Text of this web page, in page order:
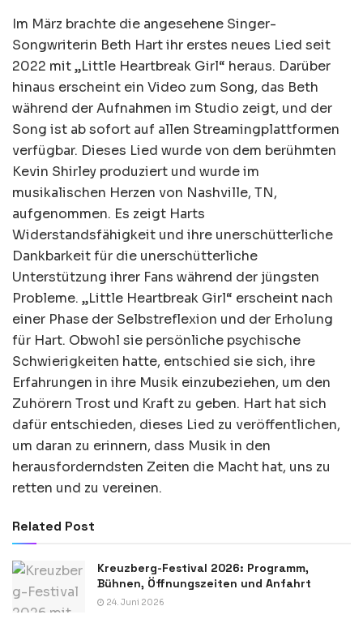
Im März brachte die angesehene Singer-
Songwriterin Beth Hart ihr erstes neues Lied seit
2022 mit „Little Heartbreak Girl“ heraus. Darüber
hinaus erscheint ein Video zum Song, das Beth
während der Aufnahmen im Studio zeigt, und der
Song ist ab sofort auf allen Streamingplattformen
verfügbar. Dieses Lied wurde von dem berühmten
Kevin Shirley produziert und wurde im
musikalischen Herzen von Nashville, TN,
aufgenommen. Es zeigt Harts
Widerstandsfähigkeit und ihre unerschütterliche
Dankbarkeit für die unerschütterliche
Unterstützung ihrer Fans während der jüngsten
Probleme. „Little Heartbreak Girl“ erscheint nach
einer Phase der Selbstreflexion und der Erholung
für Hart. Obwohl sie persönliche psychische
Schwierigkeiten hatte, entschied sie sich, ihre
Erfahrungen in ihre Musik einzubeziehen, um den
Zuhörern Trost und Kraft zu geben. Hart hat sich
dafür entschieden, dieses Lied zu veröffentlichen,
um daran zu erinnern, dass Musik in den
herausforderndsten Zeiten die Macht hat, uns zu
retten und zu vereinen.
Related Post
Kreuzberg-Festival 2026: Programm,
Bühnen, Öffnungszeiten und Anfahrt
24. Juni 2026